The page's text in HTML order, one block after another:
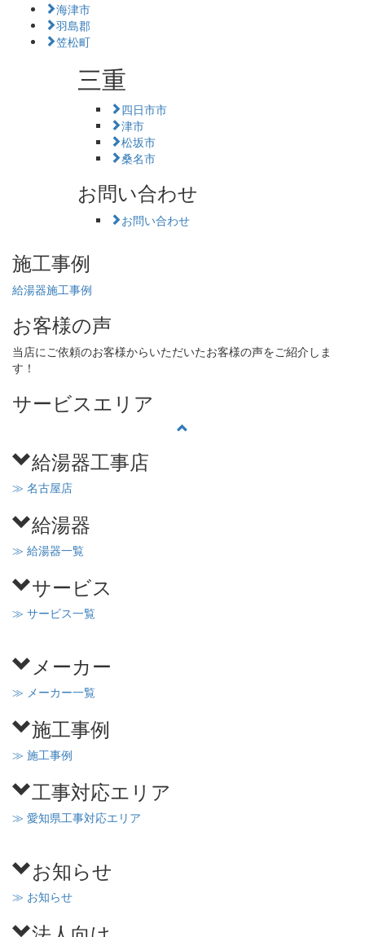
海津市
羽島郡
笠松町
三重
四日市市
津市
松坂市
桑名市
お問い合わせ
お問い合わせ
施工事例
給湯器施工事例
お客様の声
当店にご依頼のお客様からいただいたお客様の声をご紹介しま
す！
サービスエリア
給湯器工事店
≫ 名古屋店
給湯器
≫ 給湯器一覧
サービス
≫ サービス一覧
メーカー
≫ メーカー一覧
施工事例
≫ 施工事例
工事対応エリア
≫ 愛知県工事対応エリア
お知らせ
≫ お知らせ
法人向け